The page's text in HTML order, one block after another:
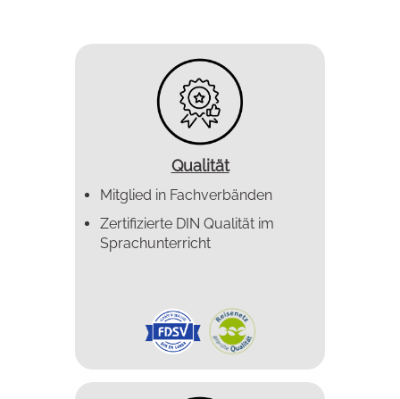
Qualität
Mitglied in Fachverbänden
Zertifizierte DIN Qualität im
Sprachunterricht